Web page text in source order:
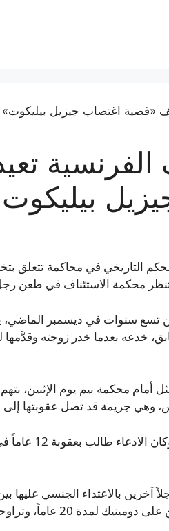
الفرنسية
التاريخي في محاكمة تتعلق
محكمة الاستئناف في طعن
تسع سنوات في ديسمبر الماضي،
خدعه بعدما خدر زوجته وقدَّمها
البالغ من العمر 44 عاماً يمثل أمام محكمة نيم
قد تصل عقوبتها إلى 20 عاماً سجناً.
لا يزال دوغان
تحت تأثير مواد كيميائية.